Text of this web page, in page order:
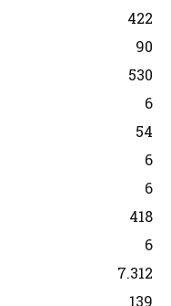
422
90
530
6
54
6
6
418
6
7.312
139